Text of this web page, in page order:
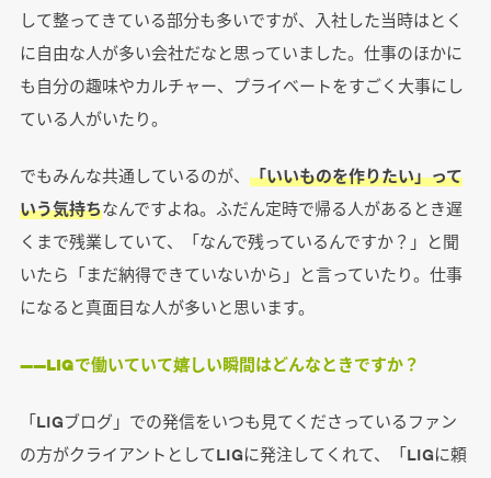
して整ってきている部分も多いですが、入社した当時はとく
に自由な人が多い会社だなと思っていました。仕事のほかに
も自分の趣味やカルチャー、プライベートをすごく大事にし
ている人がいたり。
でもみんな共通しているのが、 「いいものを作りたい」って
いう気持ちなんですよね。ふだん定時で帰る人があるとき遅
くまで残業していて、「なんで残っているんですか？」と聞
いたら「まだ納得できていないから」と言っていたり。仕事
になると真面目な人が多いと思います。
――LIGで働いていて嬉しい瞬間はどんなときですか？
「LIGブログ」での発信をいつも見てくださっているファン
の方がクライアントとしてLIGに発注してくれて、「LIGに頼